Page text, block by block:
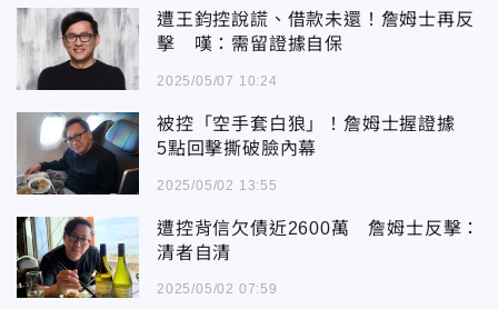
遭王鈞控說謊、借款未還！詹姆士再反
擊 嘆：需留證據自保
2025/05/07 10:24
被控「空手套白狼」！詹姆士握證據
5點回擊撕破臉內幕
2025/05/02 13:55
遭控背信欠債近2600萬 詹姆士反擊：
清者自清
2025/05/02 07:59